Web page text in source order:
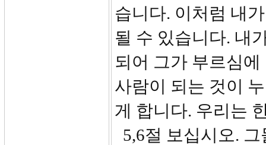
습니다. 이처럼 내
될 수 있습니다. 내
되어 그가 부르심
사람이 되는 것이
게 합니다. 우리는
5,6절 보십시오.